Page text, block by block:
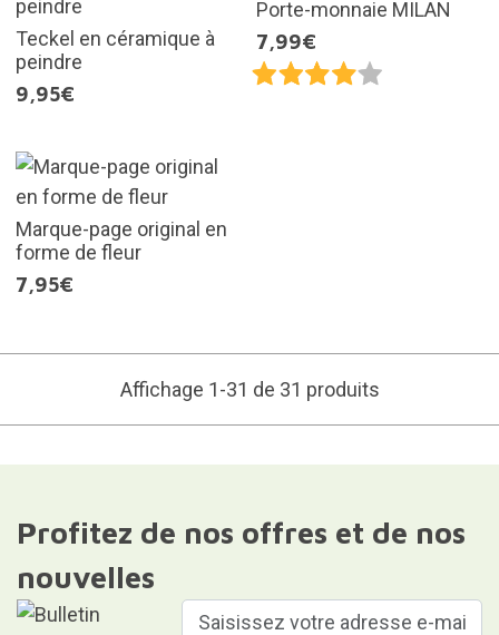
Teckel en céramique à
peindre
9,95€
Porte-monnaie MILAN
7,99€
Marque-page original en
forme de fleur
7,95€
Affichage 1-31 de 31 produits
Profitez de nos offres et de nos
nouvelles